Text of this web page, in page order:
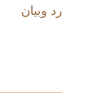
رد وبيان